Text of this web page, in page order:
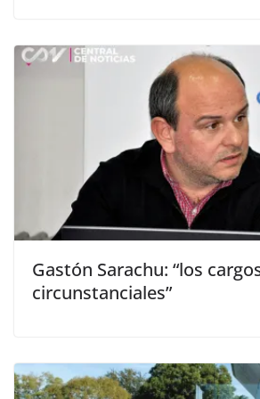
Gastón Sarachu: “los
circunstanciales”